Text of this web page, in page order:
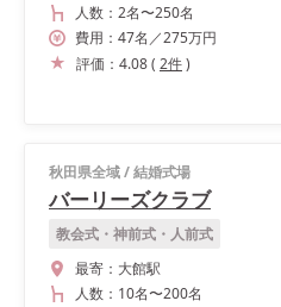
人数： 2名〜250名
費用： 47名 ／275万円
評価： 4.08( 2件)
秋田県全域/結婚式場
バーリーズクラブ
教会式・神前式・人前式
最寄： 大館駅
人数： 10名〜200名